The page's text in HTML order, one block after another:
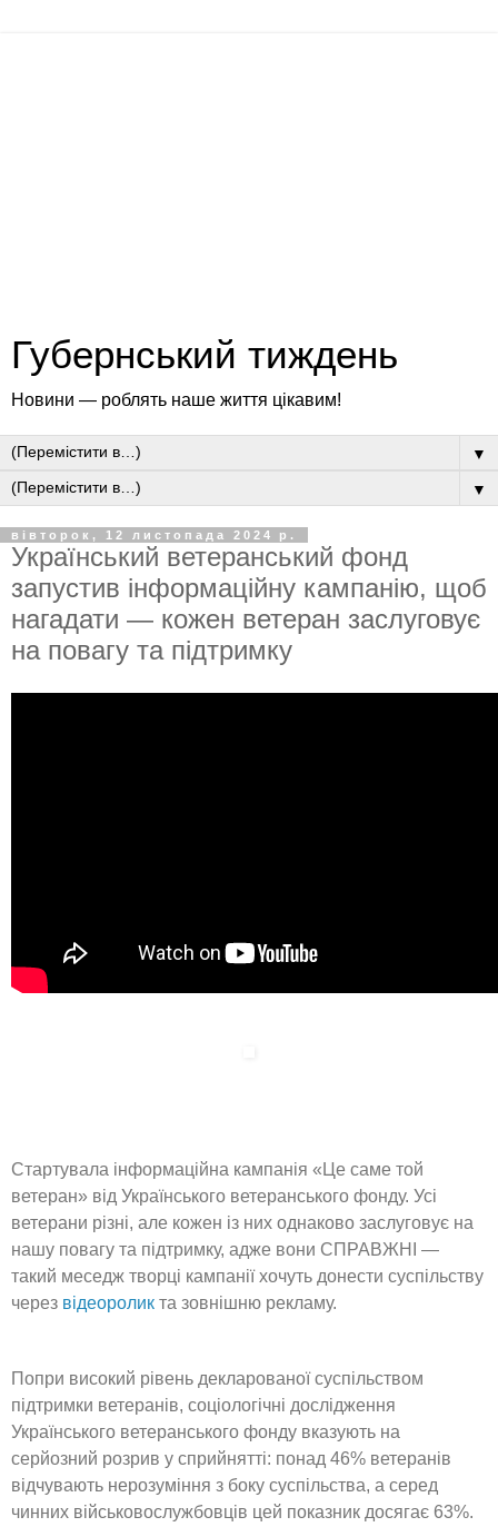
Губернський тиждень
Новини — роблять наше життя цікавим!
▼
▼
вівторок, 12 листопада 2024 р.
Український ветеранський фонд
запустив інформаційну кампанію, щоб
нагадати — кожен ветеран заслуговує
на повагу та підтримку
Стартувала інформаційна кампанія «Це саме той
ветеран» від Українського ветеранського фонду. Усі
ветерани різні, але кожен із них однаково заслуговує на
нашу повагу та підтримку, адже вони СПРАВЖНІ —
такий меседж творці кампанії хочуть донести суспільству
через відеоролик та зовнішню рекламу.
Попри високий рівень декларованої суспільством
підтримки ветеранів, соціологічні дослідження
Українського ветеранського фонду вказують на
серйозний розрив у сприйнятті: понад 46% ветеранів
відчувають нерозуміння з боку суспільства, а серед
чинних військовослужбовців цей показник досягає 63%.